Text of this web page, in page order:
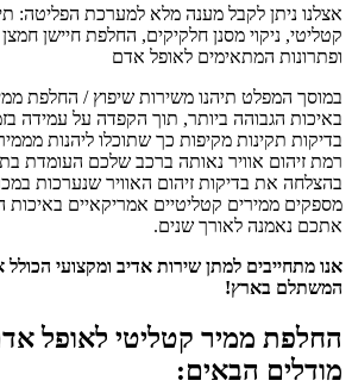
אצלנו ניתן לקבל מענה מלא למערכת הפליטה:
קטליטי, ניקוי מסנן חלקיקים, החלפת חיישן חמצן
ופתרונות המתאימים לאופל אדם
במוסך המפלט תיהנו משירות שיפוץ / החלפת
באיכות הגבוהה ביותר, תוך הקפדה על עמידה
בדיקות תקינות מקיפות כך שתוכלו ליהנות
רמת זיהום אוויר נאותה ברכב שלכם העומדת
בהצלחה את בדיקות זיהום האוויר שנערכות
מספקים ממירים קטליטיים אמריקאיים באיכות
אתכם נאמנה לאורך שנים.
אנו מתחייבים למתן שירות אדיב ומקצועי
המשתלם בארץ!
החלפת ממיר קטליטי לאופל
מודלים הבאים: